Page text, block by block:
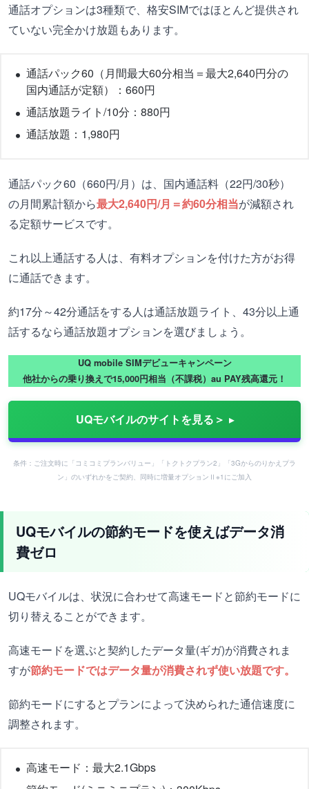
通話オプションは3種類で、格安SIMではほとんど提供され
ていない完全かけ放題もあります。
通話パック60（月間最大60分相当＝最大2,640円分の
国内通話が定額）：660円
通話放題ライト/10分：880円
通話放題：1,980円
通話パック60（660円/月）は、国内通話料（22円/30秒）
の月間累計額から最大2,640円/月＝約60分相当が減額され
る定額サービスです。
これ以上通話する人は、有料オプションを付けた方がお得
に通話できます。
約17分～42分通話をする人は通話放題ライト、43分以上通
話するなら通話放題オプションを選びましょう。
UQ mobile SIMデビューキャンペーン
他社からの乗り換えで15,000円相当（不課税）au PAY残高還元！
UQモバイルのサイトを見る＞
条件：ご注文時に「コミコミプランバリュー」「トクトクプラン2」「3Gからのりかえプラ
ン」のいずれかをご契約、同時に増量オプションⅡ※1にご加入
UQモバイルの節約モードを使えばデータ消
費ゼロ
UQモバイルは、状況に合わせて高速モードと節約モードに
切り替えることができます。
高速モードを選ぶと契約したデータ量(ギガ)が消費されま
すが節約モードではデータ量が消費されず使い放題です。
節約モードにするとプランによって決められた通信速度に
調整されます。
高速モード：最大2.1Gbps